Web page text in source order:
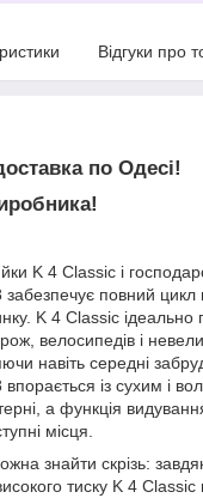
Відгуки про
по Одесі!
K 4 Classic і
забезпечує повний
K 4 Classic ідеально
велосипедів і
навіть середні
із сухим і
а функція
місця.
знайти скрізь:
тиску K 4 Classic